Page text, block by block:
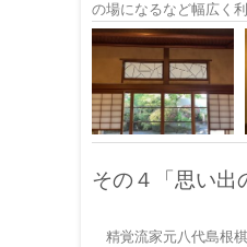
の場になるなど幅広く
その４「思い出
精覚流家元八代島根